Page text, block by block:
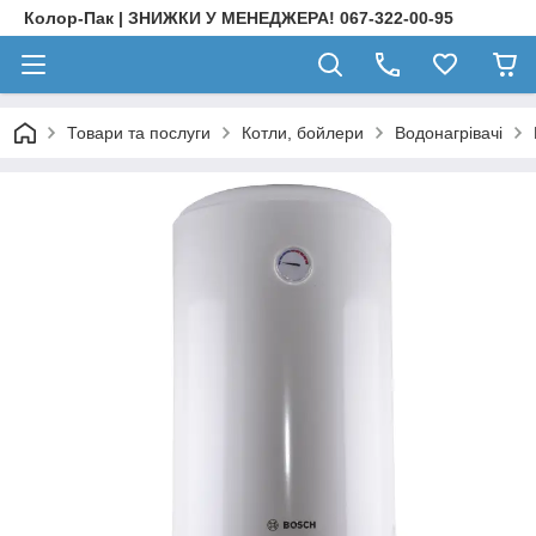
Колор-Пак | ЗНИЖКИ У МЕНЕДЖЕРА! 067-322-00-95
Товари та послуги Котли, бойлери Водонагрівачі